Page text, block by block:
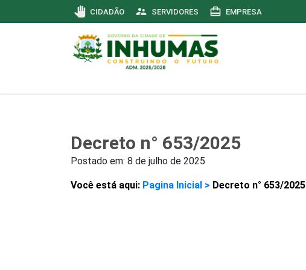
pan_tool CIDADÃO supervisor_account SERVIDORES card_travel EMPRESA
Decreto n° 653/2025
Postado em: 8 de julho de 2025
Você está aqui: Pagina Inicial > Decreto n° 653/2025